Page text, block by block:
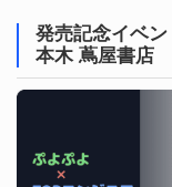
発売記念イベ
本木 蔦屋書店